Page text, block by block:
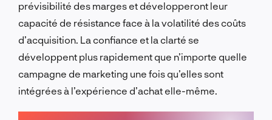
prévisibilité des marges et développeront leur
capacité de résistance face à la volatilité des coûts
d’acquisition. La confiance et la clarté se
développent plus rapidement que n’importe quelle
campagne de marketing une fois qu’elles sont
intégrées à l’expérience d’achat elle-même.